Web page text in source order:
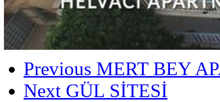
Previous MERT BEY
Next GÜL SİTESİ